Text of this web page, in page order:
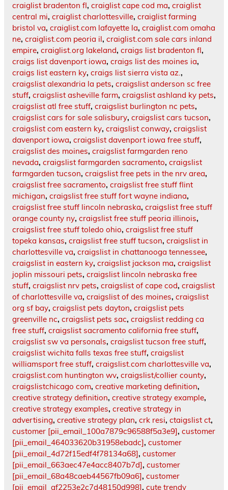
craiglist bradenton fl, craiglist cape cod ma, craiglist
central mi, craiglist charlottesville, craiglist farming
bristol va, craiglist.com lafayette la, craiglist.com omaha
ne, craiglist.com peoria il, craiglist.com sale cars inland
empire, craiglist.org lakeland, craigs list bradenton fl,
craigs list davenport iowa, craigs list des moines ia,
craigs list eastern ky, craigs list sierra vista az.,
craigslist alexandria la pets, craigslist anderson sc free
stuff, craigslist asheville farm, craigslist ashland ky pets,
craigslist atl free stuff, craigslist burlington nc pets,
craigslist cars for sale salisbury, craigslist cars tucson,
craigslist com eastern ky, craigslist conway, craigslist
davenport iowa, craigslist davenport iowa free stuff,
craigslist des moines, craigslist farmgarden reno
nevada, craigslist farmgarden sacramento, craigslist
farmgarden tucson, craigslist free pets in the nrv area,
craigslist free sacramento, craigslist free stuff flint
michigan, craigslist free stuff fort wayne indiana,
craigslist free stuff lincoln nebraska, craigslist free stuff
orange county ny, craigslist free stuff peoria illinois,
craigslist free stuff toledo ohio, craigslist free stuff
topeka kansas, craigslist free stuff tucson, craigslist in
charlottesville va, craigslist in chattanooga tennessee,
craigslist in eastern ky, craigslist jackson ma, craigslist
joplin missouri pets, craigslist lincoln nebraska free
stuff, craigslist nrv pets, craigslist of cape cod, craigslist
of charlottesville va, craigslist of des moines, craigslist
org sf bay, craigslist pets dayton, craigslist pets
greenville nc, craigslist pets sac, craigslist redding ca
free stuff, craigslist sacramento california free stuff,
craigslist sw va personals, craigslist tucson free stuff,
craigslist wichita falls texas free stuff, craigslist
williamsport free stuff, craigslist.com charlottesville va,
craigslist.com huntington wv, craigslist/collier county,
craigslistchicago com, creative marketing definition,
creative strategy definition, creative strategy example,
creative strategy examples, creative strategy in
advertising, creative strategy plan, crk resi, ctaigslist ct,
customer [pii_email_100a7879c96588f5a3e9], customer
[pii_email_464033620b31958ebadc], customer
[pii_email_4d72f15edf4f78134a68], customer
[pii_email_663aec47e4acc8407b7d], customer
[pii_email_68a48caeb44567fb09a6], customer
[pii_email_af2253e2c7d48150d998], cute trendy